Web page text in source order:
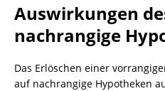
Auswirkungen
nachrangige
Das Erlöschen einer
auf nachrangige Hypotheken